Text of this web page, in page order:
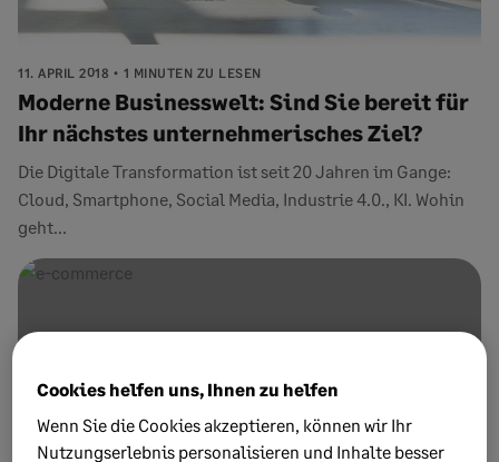
11. APRIL 2018 1 MINUTEN ZU LESEN
Moderne Businesswelt: Sind Sie bereit für
Ihr nächstes unternehmerisches Ziel?
Die Digitale Transformation ist seit 20 Jahren im Gange:
Cloud, Smartphone, Social Media, Industrie 4.0., KI. Wohin
geht...
Cookies helfen uns, Ihnen zu helfen
Wenn Sie die Cookies akzeptieren, können wir Ihr
Nutzungserlebnis personalisieren und Inhalte besser